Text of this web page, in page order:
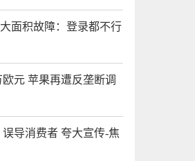
面积故障：登录都不行
元 苹果再遭反垄断调
导消费者 夸大宣传-焦